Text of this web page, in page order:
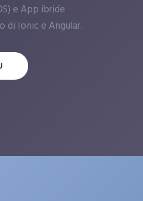
e App ibride
di Ionic e Angular.